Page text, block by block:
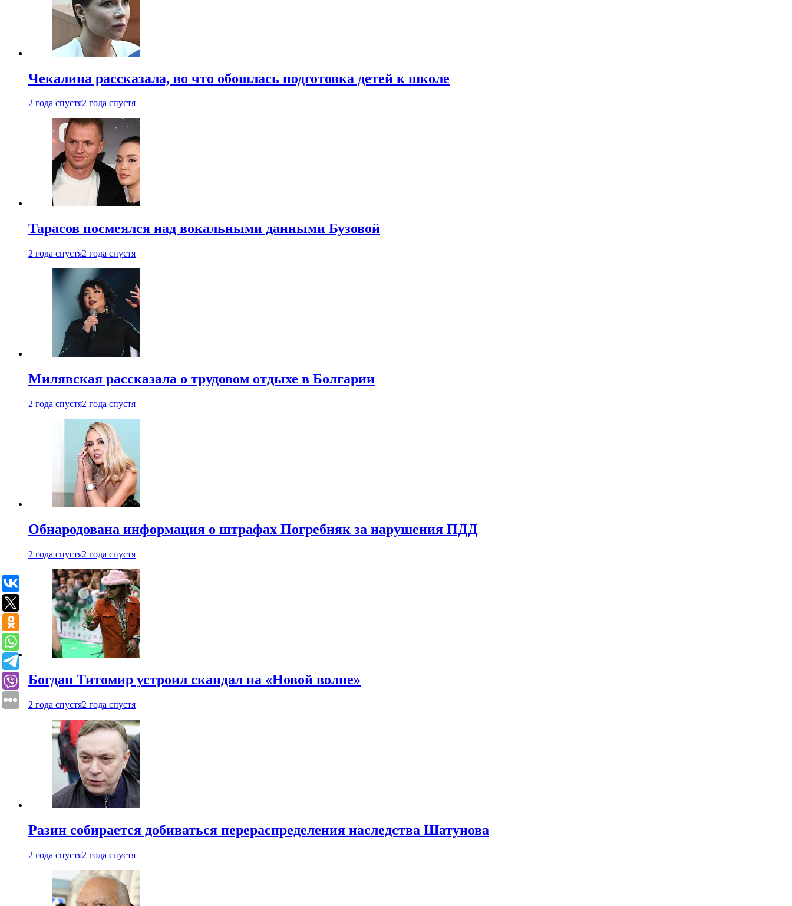
Чекалина рассказала, во что обошлась подготовка детей к школе
2 года спустя2 года спустя
Тарасов посмеялся над вокальными данными Бузовой
2 года спустя2 года спустя
Милявская рассказала о трудовом отдыхе в Болгарии
2 года спустя2 года спустя
Обнародована информация о штрафах Погребняк за нарушения ПДД
2 года спустя2 года спустя
Богдан Титомир устроил скандал на «Новой волне»
2 года спустя2 года спустя
Разин собирается добиваться перераспределения наследства Шатунова
2 года спустя2 года спустя